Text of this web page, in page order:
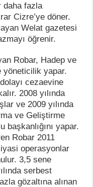
daha fazla
Cizre’ye döner.
Welat gazetesi
öğrenir.
Robar, Hadep ve
yöneticilik yapar.
cezaevine
2008 yılında
ve 2009 yılında
ve Geliştirme
yapar.
Robar 2011
operasyonlar
3,5 sene
serbest
gözaltına alınan